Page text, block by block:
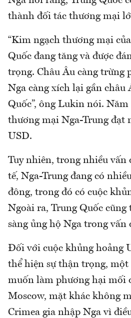
thành đối tác thương mại
“Kim ngạch thương mại
Quốc đang tăng và được
trọng. Châu Âu càng trừng
Nga càng xích lại gần châu
Quốc”, ông Lukin nói. Năm
thương mại Nga-Trung đạt
USD.
Tuy nhiên, trong nhiều vấn
tế, Nga-Trung đang có
đông, trong đó có cuộc
Ngoài ra, Trung Quốc cũng
sàng ủng hộ Nga trong vấn
Đối với cuộc khủng hoảng
thể hiện sự thận trọng,
muốn làm phương hại mối
Moscow, mặt khác không
Crimea gia nhập Nga vì